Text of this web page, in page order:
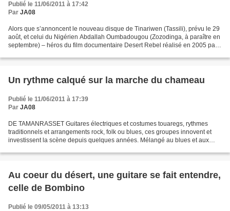
Publié le 11/06/2011 à 17:42
Par JA08
Alors que s’annoncent le nouveau disque de Tinariwen (Tassili), prévu le 29
août, et celui du Nigérien Abdallah Oumbadougou (Zozodinga, à paraître en
septembre) – héros du film documentaire Desert Rebel réalisé en 2005 par
Un rythme calqué sur la marche du chameau
Publié le 11/06/2011 à 17:39
Par JA08
DE TAMANRASSET Guitares électriques et costumes touaregs, rythmes
traditionnels et arrangements rock, folk ou blues, ces groupes innovent et
investissent la scène depuis quelques années. Mélangé au blues et aux
Au coeur du désert, une guitare se fait entendre,
celle de Bombino
Publié le 09/05/2011 à 13:13